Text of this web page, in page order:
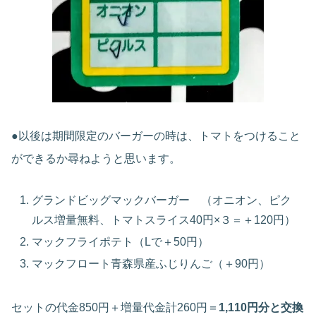
●以後は期間限定のバーガーの時は、トマトをつけること
ができるか尋ねようと思います。
グランドビッグマックバーガー （オニオン、ピク
ルス増量無料、トマトスライス40円×３＝＋120円）
マックフライポテト（Lで＋50円）
マックフロート青森県産ふじりんご（＋90円）
セットの代金850円＋増量代金計260円＝ 1,110円分と交換